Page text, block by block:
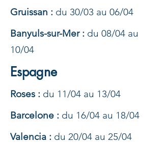
Gruissan : du 30/03 au 06/04
Banyuls-sur-Mer : du 08/04 au
10/04
Espagne
Roses : du 11/04 au 13/04
Barcelone : du 16/04 au 18/04
Valencia : du 20/04 au 25/04